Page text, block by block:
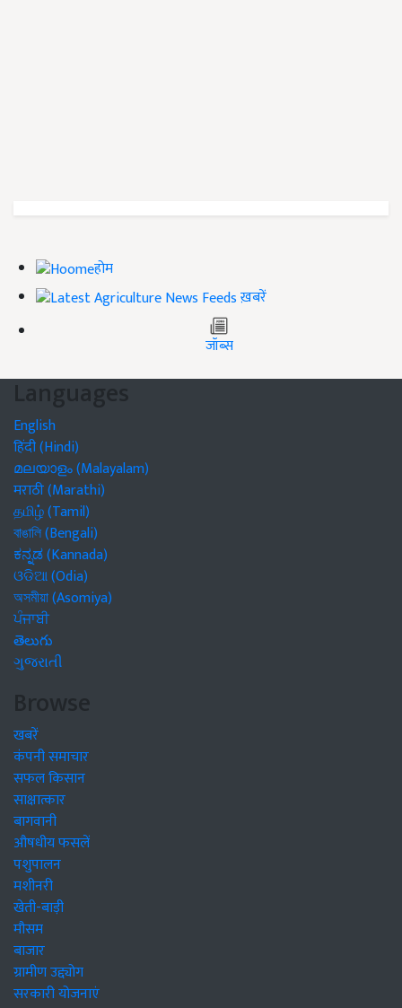
होम
ख़बरें
जॉब्स
Languages
English
हिंदी (Hindi)
മലയാളം (Malayalam)
मराठी (Marathi)
தமிழ் (Tamil)
বাঙালি (Bengali)
ಕನ್ನಡ (Kannada)
ଓଡିଆ (Odia)
অসমীয়া (Asomiya)
ਪੰਜਾਬੀ
తెలుగు
ગુજરાતી
Browse
खबरें
कंपनी समाचार
सफल किसान
साक्षात्कार
बागवानी
औषधीय फसलें
पशुपालन
मशीनरी
खेती-बाड़ी
मौसम
बाजार
ग्रामीण उद्द्योग
सरकारी योजनाएं